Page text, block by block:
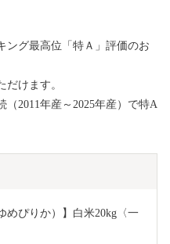
ング最高位「特Ａ」評価のお
けます。
2011年産～2025年産）で特A
めぴりか）】白米20kg〈一